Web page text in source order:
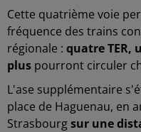
Cette quatrième voie
fréquence des trains
régionale : quatre TER,
plus pourront circuler
L'ase supplémentaire
place de Haguenau, en
Strasbourgsur une